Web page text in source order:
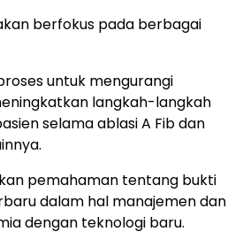
berfokus pada berbagai
untuk mengurangi
langkah-langkah
selama ablasi A Fib dan
pemahaman tentang bukti
dalam hal manajemen dan
dengan teknologi baru.